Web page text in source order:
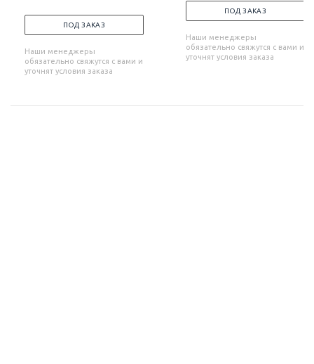
ПОД ЗАКАЗ
Наши менеджеры
обязательно свяжутся с вами и
уточнят условия заказа
ПОД ЗАКАЗ
Наши менеджеры
обязательно свяжутся с вами и
уточнят условия заказа